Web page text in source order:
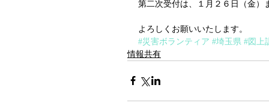
第二次受付は、１月２６日（金）
よろしくお願いいたします。
#災害ボランティア #埼玉県 #図上
情報共有